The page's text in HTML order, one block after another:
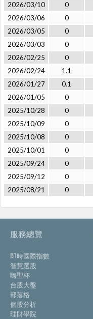
2026/03/10
0
2026/03/06
0
2026/03/05
0
2026/03/03
0
2026/02/25
0
2026/02/24
1.1
2026/01/27
0.1
2026/01/05
0
2025/10/28
0
2025/10/09
0
2025/10/08
0
2025/10/01
0
2025/09/24
0
2025/09/12
0
2025/08/21
0
服務總覽
即時國際指數
智慧選股
嗨聖杯
台股大盤
部落格
個股分析
理財學院